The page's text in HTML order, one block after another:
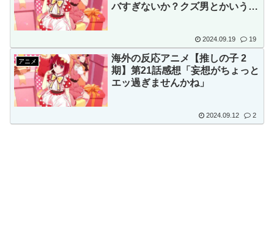
バすぎないか？クズ男とかいうレ
2024.09.19 19
アニメ
海外の反応アニメ【推しの子 2
期】第21話感想「妄想がちょっと
エッ過ぎませんかね」
2024.09.12 2